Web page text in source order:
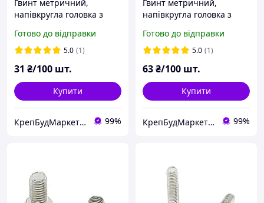
Гвинт метричний,
напівкругла головка з
(ЦБ) 4х8
Готово до відправки
5.0 (1)
31 ₴/100 шт.
Купити
КрепБудМаркет-інтернет магазин 99%
Гвинт метричний,
напівкругла головка з
(ЦБ) 5х20
Готово до відправки
5.0 (1)
63₴/100 шт.
Купити
КрепБудМаркет-інтернет магазин 99%